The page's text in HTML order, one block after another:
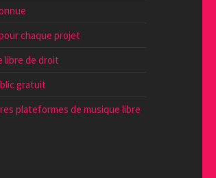
chaque projet
libre de droit
gratuit
plateformes de musique libre